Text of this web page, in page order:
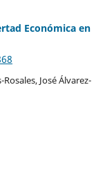
Económica en
José Álvarez-